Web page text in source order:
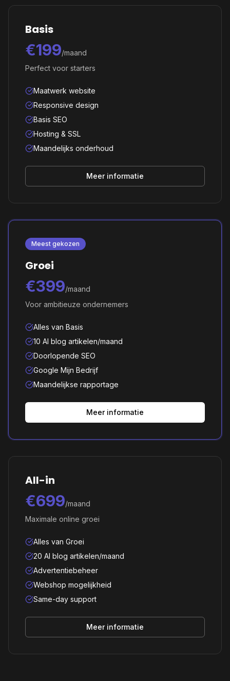
Basis
€199/maand
Perfect voor starters
Maatwerk website
Responsive design
Basis SEO
Hosting & SSL
Maandelijks onderhoud
Meer informatie
Meest gekozen
Groei
€399/maand
Voor ambitieuze ondernemers
Alles van Basis
10 AI blog artikelen/maand
Doorlopende SEO
Google Mijn Bedrijf
Maandelijkse rapportage
Meer informatie
All-in
€699/maand
Maximale online groei
Alles van Groei
20 AI blog artikelen/maand
Advertentiebeheer
Webshop mogelijkheid
Same-day support
Meer informatie